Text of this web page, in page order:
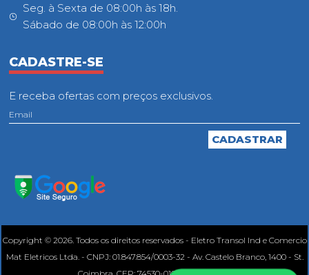
Seg. à Sexta de 08:00h às 18h.
Sábado de 08:00h às 12:00h
CADASTRE-SE
E receba ofertas com preços exclusivos.
Copyright © 2026. Todos os direitos reservados - Eletro Transol Ind e Comercio
Mat Eletricos Ltda. - CNPJ: 01.847.854/0003-32 - Av. Castelo Branco, 1400 - St.